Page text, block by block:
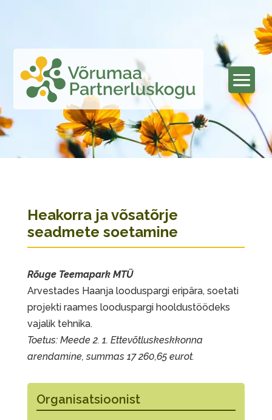
Heakorra ja võsatõrje
seadmete soetamine
Rõuge Teemapark MTÜ
Arvestades Haanja looduspargi eripära, soetati
projekti raames looduspargi hooldustöödeks
vajalik tehnika.
Toetus: Meede 2. 1. Ettevõtluskeskkonna
arendamine, summas 17 260,65 eurot.
Organisatsioonist